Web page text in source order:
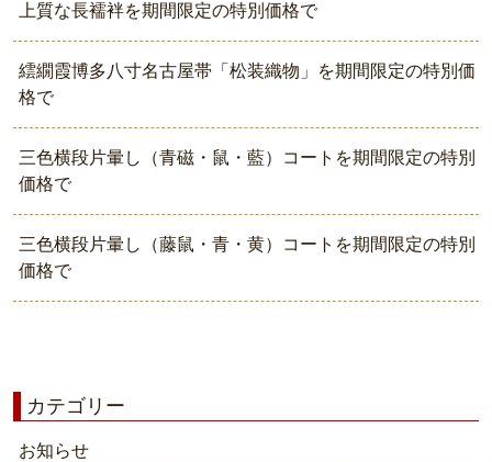
上質な長襦袢を期間限定の特別価格で
繧繝霞博多八寸名古屋帯「松装織物」を期間限定の特別価
格で
三色横段片暈し（青磁・鼠・藍）コートを期間限定の特別
価格で
三色横段片暈し（藤鼠・青・黄）コートを期間限定の特別
価格で
カテゴリー
お知らせ